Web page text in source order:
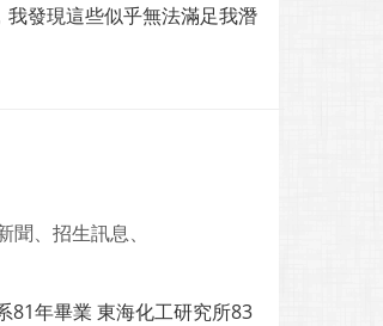
發現這些似乎無法滿足我潛
聞、招生訊息、
81年畢業 東海化工研究所83